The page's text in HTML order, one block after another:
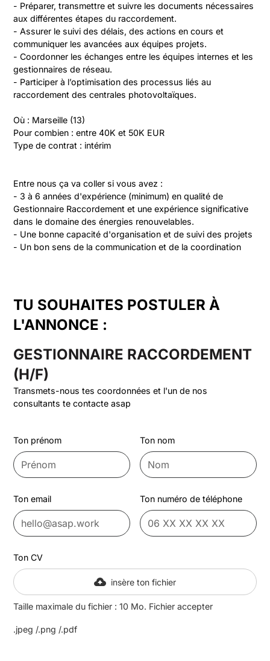
- Préparer, transmettre et suivre les documents nécessaires
aux différentes étapes du raccordement.
- Assurer le suivi des délais, des actions en cours et
communiquer les avancées aux équipes projets.
- Coordonner les échanges entre les équipes internes et les
gestionnaires de réseau.
- Participer à l’optimisation des processus liés au
raccordement des centrales photovoltaïques.
Où : Marseille (13)
Pour combien : entre 40K et 50K EUR
Type de contrat : intérim
Entre nous ça va coller si vous avez :
- 3 à 6 années d'expérience (minimum) en qualité de
Gestionnaire Raccordement et une expérience significative
dans le domaine des énergies renouvelables.
- Une bonne capacité d'organisation et de suivi des projets
TU SOUHAITES POSTULER À
L'ANNONCE :
GESTIONNAIRE RACCORDEMENT
(H/F)
Transmets-nous tes coordonnées et l'un de nos
consultants te contacte asap
Ton prénom Ton nom
Ton email Ton numéro de téléphone
Ton CV
insère ton fichier
Taille maximale du fichier : 10 Mo. Fichier accepter
.jpeg /.png /.pdf